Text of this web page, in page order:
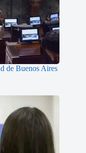
de Buenos Aires